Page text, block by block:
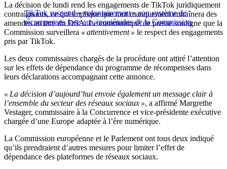
TikTok suspend « volontairement » son système de
récompenses face aux inquiétudes de la Commission
La décision de lundi rend les engagements de TikTok juridiquement
contraignants, ce qui implique que tout manquement entraînera des
amendes au titre du DSA. Le communiqué de presse souligne que la
Commission surveillera « attentivement » le respect des engagements
pris par TikTok.
Les deux commissaires chargés de la procédure ont attiré l’attention
sur les effets de dépendance du programme de récompenses dans
leurs déclarations accompagnant cette annonce.
« La décision d’aujourd’hui envoie également un message clair à
l’ensemble du secteur des réseaux sociaux », a affirmé Margrethe
Vestager, commissaire à la Concurrence et vice-présidente exécutive
chargée d’une Europe adaptée à l’ère numérique.
La Commission européenne et le Parlement ont tous deux indiqué
qu’ils prendraient d’autres mesures pour limiter l’effet de
dépendance des plateformes de réseaux sociaux.